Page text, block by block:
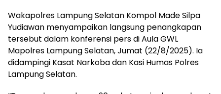
Wakapolres Lampung Selatan Kompol Made Silpa
Yudiawan menyampaikan langsung penangkapan
tersebut dalam konferensi pers di Aula GWL
Mapolres Lampung Selatan, Jumat (22/8/2025). Ia
didampingi Kasat Narkoba dan Kasi Humas Polres
Lampung Selatan.